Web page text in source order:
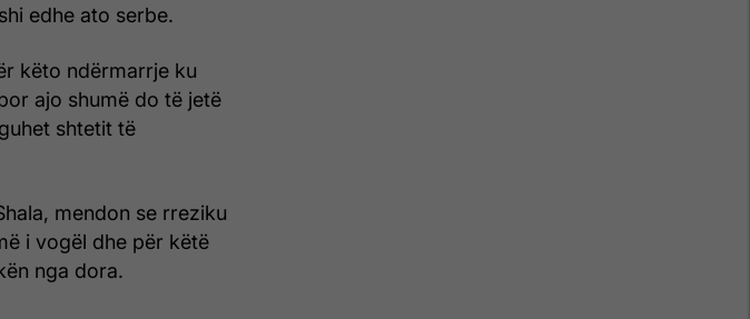
edhe ato serbe.
këto ndërmarrje ku
ajo shumë do të jetë
shtetit të
mendon se rreziku
i vogël dhe për këtë
nga dora.